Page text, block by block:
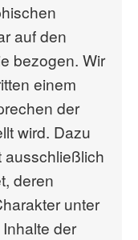
auf den
bezogen. Wir
einem
der
wird. Dazu
ausschließlich
deren
unter
der